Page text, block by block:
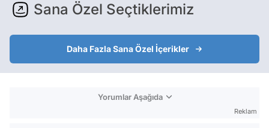
Sana Özel Seçtiklerimiz
Daha Fazla Sana Özel İçerikler
Yorumlar Aşağıda
Reklam